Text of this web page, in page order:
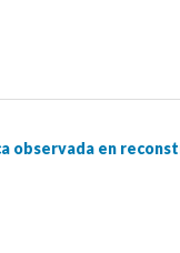
observada en